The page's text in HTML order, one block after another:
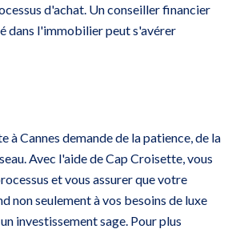
d'achat. Un conseiller financier
dans l'immobilier peut s'avérer
à Cannes demande de la patience, de la
Avec l'aide de Cap Croisette, vous
et vous assurer que votre
non seulement à vos besoins de luxe
investissement sage. Pour plus